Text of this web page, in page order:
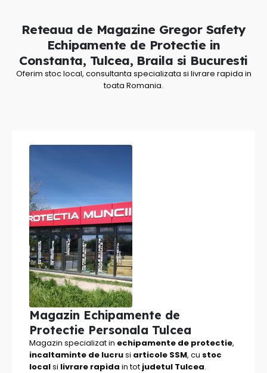
Reteaua de Magazine Gregor Safety
Echipamente de Protectie in
Constanta, Tulcea, Braila si Bucuresti
Oferim stoc local, consultanta specializata si livrare rapida in
toata Romania.
Magazin Echipamente de
Protectie Personala Tulcea
Magazin specializat in echipamente de protectie,
incaltaminte de lucrusi articole SSM, cu stoc
localsi livrare rapida in tot judetul Tulcea.